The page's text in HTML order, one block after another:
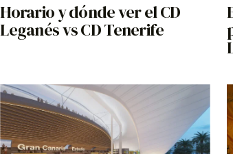
Horario y dónde ver el CD
Leganés vs CD Tenerife